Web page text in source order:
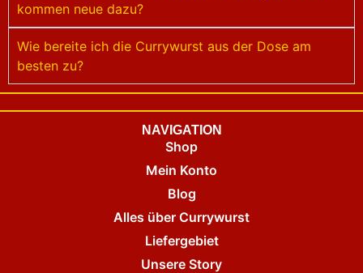
kommen neue dazu?
Wie bereite ich die Currywurst aus der Dose am
besten zu?
NAVIGATION
Shop
Mein Konto
Blog
Alles über Currywurst
Liefergebiet
Unsere Story